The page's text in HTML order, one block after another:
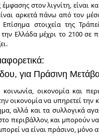
στον λιγνίτη, είναι
αρκετά πάνω από τον
στοιχεία της
την Ελλάδα μέχρι το 2100
για Πράσινη
οικονομία και
οικονομία να υπηρετεί την
αλλά και τα συλλογικά
περιβάλλον, και μπορούν
να είναι πράσινο, μόνο